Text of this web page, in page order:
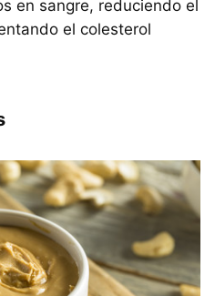
en sangre, reduciendo el
el colesterol